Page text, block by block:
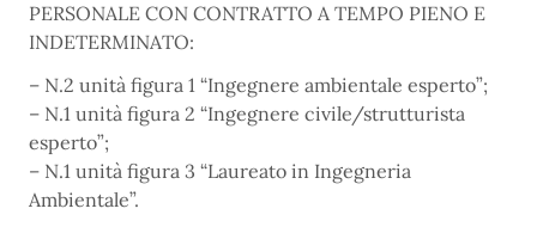
PERSONALE CON CONTRATTO A TEMPO PIENO E
INDETERMINATO:
– N.2 unità figura 1 “Ingegnere ambientale esperto”;
– N.1 unità figura 2 “Ingegnere civile/strutturista
esperto”;
– N.1 unità figura 3 “Laureato in Ingegneria
Ambientale”.